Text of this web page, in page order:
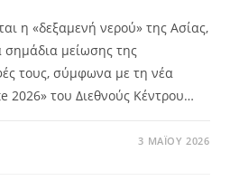
η «δεξαμενή νερού» της Ασίας,
σημάδια μείωσης της
τους, σύμφωνα με τη νέα
2026» του Διεθνούς Κέντρου…
3 ΜΑΪ́ΟΥ 2026